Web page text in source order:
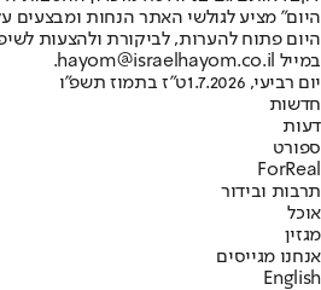
היום" מציע לגולשי האתר הנחות ומבצעים
היום פתוח להערות, לביקורת ולהצעות
במייל hayom@israelhayom.co.il.
יום רביעי, 1.7.2026
ט"ז בתמוז תשפ"ו
חדשות
דעות
ספורט
ForReal
תרבות ובידור
אוכל
מגזין
אנחנו מגייסים
English